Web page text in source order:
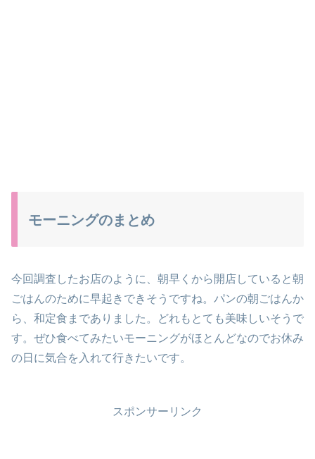
モーニングのまとめ
今回調査したお店のように、朝早くから開店していると朝
ごはんのために早起きできそうですね。パンの朝ごはんか
ら、和定食までありました。どれもとても美味しいそうで
す。ぜひ食べてみたいモーニングがほとんどなのでお休み
の日に気合を入れて行きたいです。
スポンサーリンク